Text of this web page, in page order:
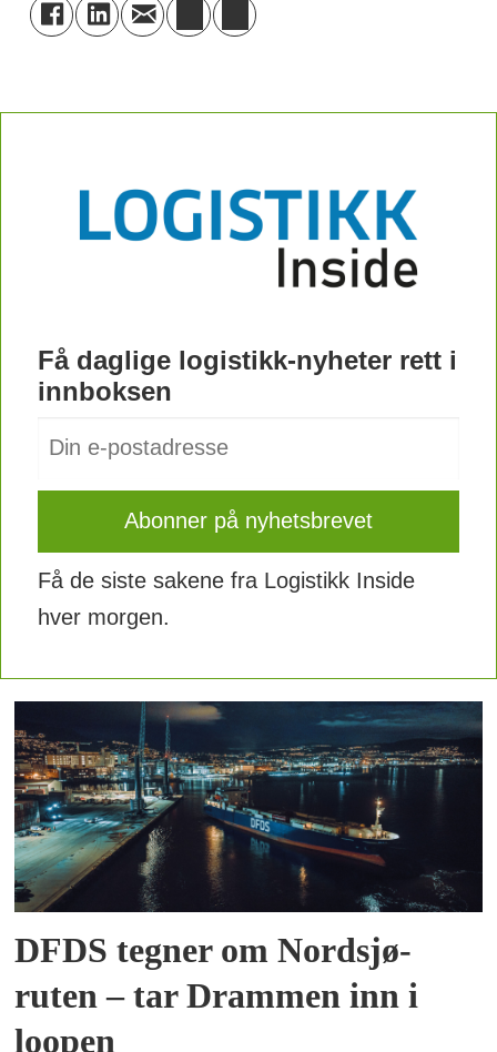
Få daglige logistikk-nyheter rett i
innboksen
Få de siste sakene fra Logistikk Inside
hver morgen.
DFDS tegner om Nordsjø-
ruten – tar Drammen inn i
loopen